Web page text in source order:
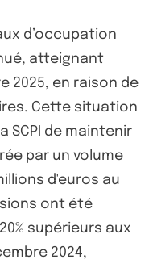
d’occupation
atteignant
2025, en raison de
Cette situation
SCPI de maintenir
par un volume
d'euros au
ont été
supérieurs aux
2024,